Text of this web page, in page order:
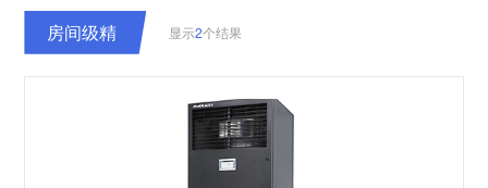
房间级精
密空调
显示2个结果